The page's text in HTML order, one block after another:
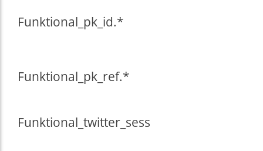
Funktional _pk_id.*
Funktional _pk_ref.*
Funktional _twitter_sess